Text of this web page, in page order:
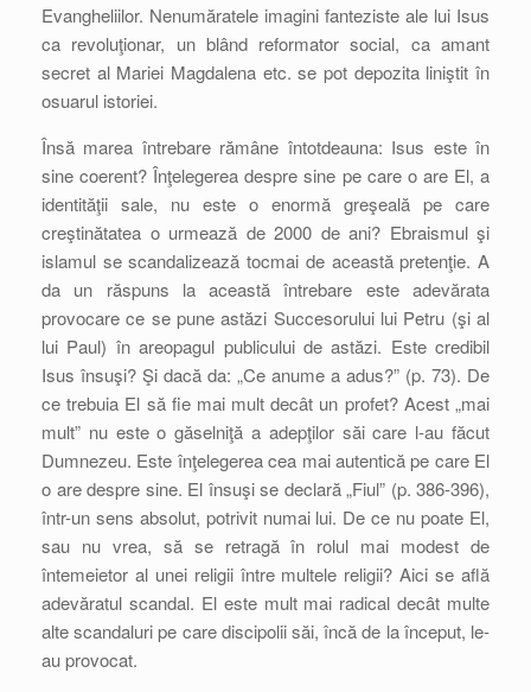
Evangheliilor. Nenumăratele imagini fanteziste ale lui Isus
ca revoluţionar, un blând reformator social, ca amant
secret al Mariei Magdalena etc. se pot depozita liniştit în
osuarul istoriei.
Însă marea întrebare rămâne întotdeauna: Isus este în
sine coerent? Înţelegerea despre sine pe care o are El, a
identităţii sale, nu este o enormă greşeală pe care
creştinătatea o urmează de 2000 de ani? Ebraismul şi
islamul se scandalizează tocmai de această pretenţie. A
da un răspuns la această întrebare este adevărata
provocare ce se pune astăzi Succesorului lui Petru (şi al
lui Paul) în areopagul publicului de astăzi. Este credibil
Isus însuşi? Şi dacă da: „Ce anume a adus?” (p. 73). De
ce trebuia El să fie mai mult decât un profet? Acest „mai
mult” nu este o găselniţă a adepţilor săi care l-au făcut
Dumnezeu. Este înţelegerea cea mai autentică pe care El
o are despre sine. El însuşi se declară „Fiul” (p. 386-396),
într-un sens absolut, potrivit numai lui. De ce nu poate El,
sau nu vrea, să se retragă în rolul mai modest de
întemeietor al unei religii între multele religii? Aici se află
adevăratul scandal. El este mult mai radical decât multe
alte scandaluri pe care discipolii săi, încă de la început, le-
au provocat.